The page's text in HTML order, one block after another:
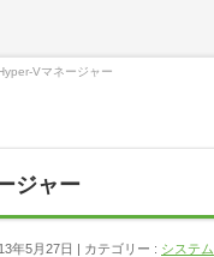
Vマネージャー
ジャー
年5月27日 カテゴリー : システム